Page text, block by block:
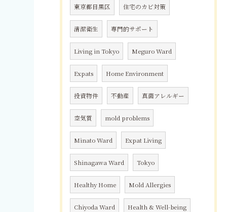
東京都目黒区 住宅のカビ対策
清潔衛生 専門的サポート
Living in Tokyo Meguro Ward
Expats Home Environment
投資物件 不動産 真菌アレルギー
空気質 mold problems
Minato Ward Expat Living
Shinagawa Ward Tokyo
Healthy Home Mold Allergies
Chiyoda Ward Health & Well-being